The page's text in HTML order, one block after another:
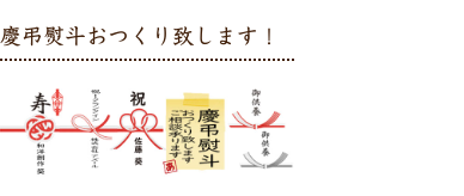
慶弔熨斗おつくり致します！